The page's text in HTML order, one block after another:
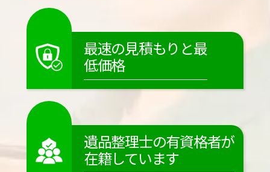
最速の見積もりと最
低価格
遺品整理士の有資格者が
在籍しています